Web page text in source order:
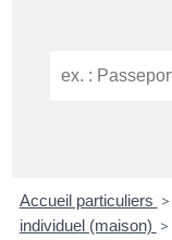
Accueil particuliers >
individuel (maison) >